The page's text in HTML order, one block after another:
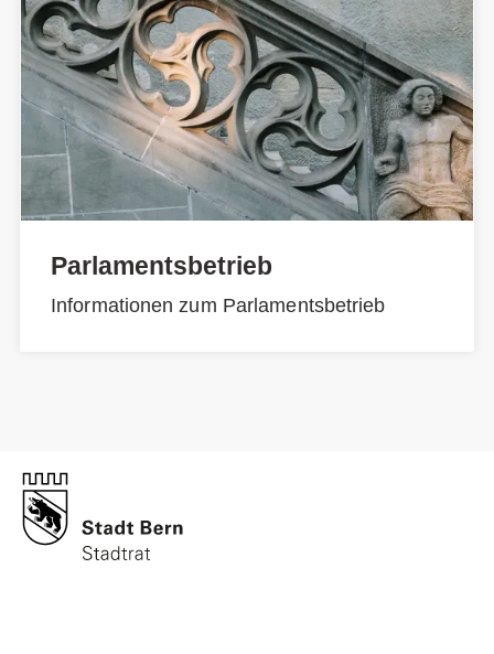
Parlamentsbetrieb
Informationen zum Parlamentsbetrieb